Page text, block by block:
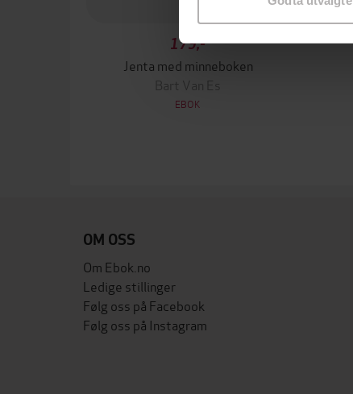
179,-
Jenta med minneboken
Bart Van Es
EBOK
OM OSS
Om Ebok.no
Ledige stillinger
Følg oss på Facebook
Følg oss på Instagram